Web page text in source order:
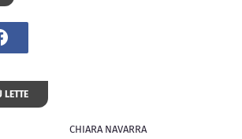
LETTE
CHIARA NAVARRA